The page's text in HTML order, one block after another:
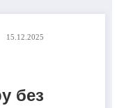
15.12.2025
без